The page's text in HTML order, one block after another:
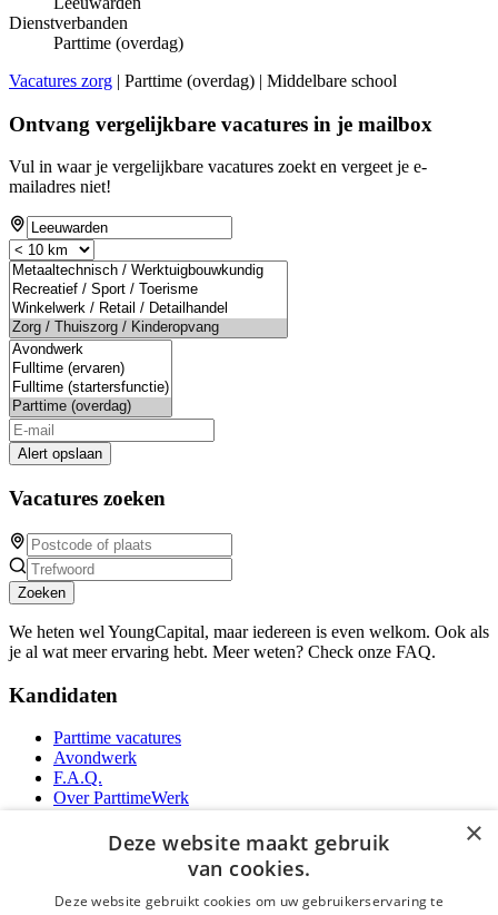
Dienstverbanden
Parttime (overdag)
Vacatures zorg | Parttime (overdag) | Middelbare school
Ontvang vergelijkbare vacatures in je mailbox
Vul in waar je vergelijkbare vacatures zoekt en vergeet je e-
mailadres niet!
Alert opslaan
Vacatures zoeken
Zoeken
We heten wel YoungCapital, maar iedereen is even welkom. Ook als
je al wat meer ervaring hebt. Meer weten? Check onze FAQ.
Kandidaten
Parttime vacatures
Avondwerk
F.A.Q.
Over ParttimeWerk
YoungCapital Android App
×
Deze website maakt gebruik
van cookies.
Deze website gebruikt cookies om uw gebruikerservaring te